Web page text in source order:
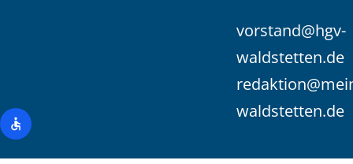
vorstand@hgv-
waldstetten.de
waldstetten.de